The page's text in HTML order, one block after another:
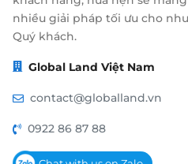
nhiều giải pháp tối ưu cho
Quý khách.
Global Land Việt Nam
contact@globalland.vn
0922 86 87 88